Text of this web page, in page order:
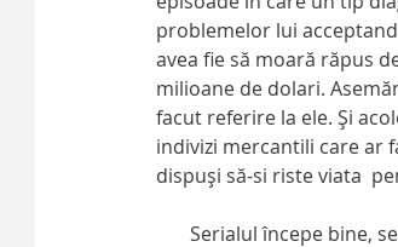
problemelor lui
avea fie să moară răpus
milioane de dolari.
facut referire la ele. Şi
indivizi mercantili care ar
dispuși să-si riste viata